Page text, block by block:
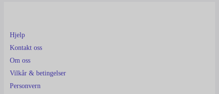
Hjelp
Kontakt oss
Om oss
Vilkår & betingelser
Personvern